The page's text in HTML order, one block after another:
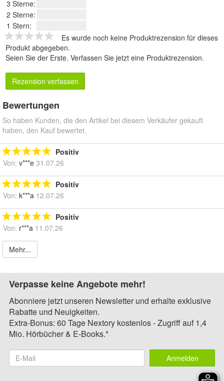
3 Sterne:
2 Sterne:
1 Stern:
Es wurde noch keine Produktrezension für dieses
Produkt abgegeben.
Seien Sie der Erste. Verfassen Sie jetzt eine Produktrezension.
Rezension verfassen
Bewertungen
So haben Kunden, die den Artikel bei diesem Verkäufer gekauft
haben, den Kauf bewertet.
Positiv
Von: v***e 31.07.26
Positiv
Von: k***a 12.07.26
Positiv
Von: r***a 11.07.26
Mehr...
Verpasse keine Angebote mehr!
Abonniere jetzt unseren Newsletter und erhalte exklusive
Rabatte und Neuigkeiten.
Extra-Bonus: 60 Tage Nextory kostenlos - Zugriff auf 1,4
Mio. Hörbücher & E-Books.*
Anmelden